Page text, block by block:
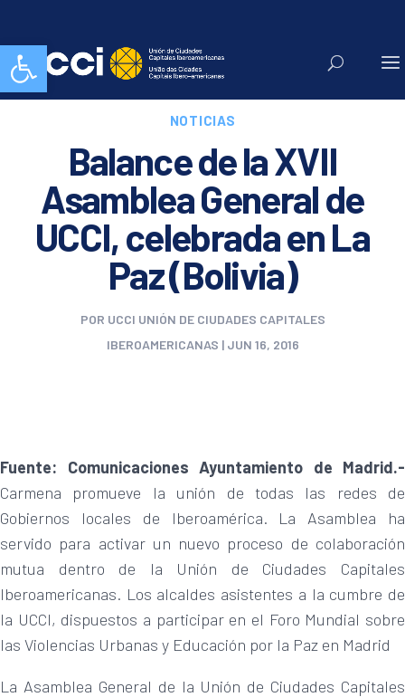
Abrir barra de herramientas
NOTICIAS
Balance de la XVII
Asamblea General de
UCCI, celebrada en La
Paz (Bolivia)
POR UCCI UNIÓN DE CIUDADES CAPITALES
IBEROAMERICANAS | JUN 16, 2016
Fuente: Comunicaciones Ayuntamiento de Madrid.-
Carmena promueve la unión de todas las redes de
Gobiernos locales de Iberoamérica. La Asamblea ha
servido para activar un nuevo proceso de colaboración
mutua dentro de la Unión de Ciudades Capitales
Iberoamericanas. Los alcaldes asistentes a la cumbre de
la UCCI, dispuestos a participar en el Foro Mundial sobre
las Violencias Urbanas y Educación por la Paz en Madrid
La Asamblea General de la Unión de Ciudades Capitales